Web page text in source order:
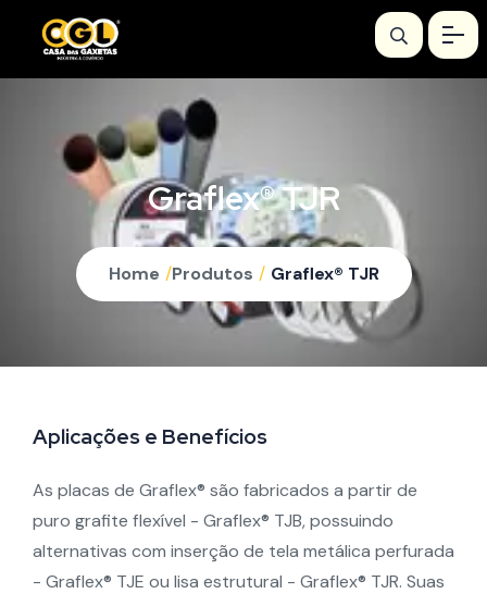
Graflex® TJR
Home /Produtos / Graflex® TJR
Aplicações e Benefícios
As placas de Graflex® são fabricados a partir de
puro grafite flexível - Graflex® TJB, possuindo
alternativas com inserção de tela metálica perfurada
- Graflex® TJE ou lisa estrutural - Graflex® TJR. Suas